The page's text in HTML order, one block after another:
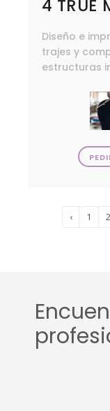
4 TRUE
Diseño e
trajes y
estructuras
‹ 1 2